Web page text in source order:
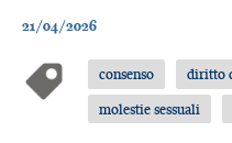
21/04/2026
consenso diritto
molestie sessuali